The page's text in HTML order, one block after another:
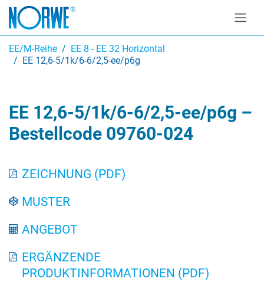
EE/M-Reihe
EE 8 - EE 32 Horizontal
EE 12,6-5/1k/6-6/2,5-ee/p6g
EE 12,6-5/1k/6-6/2,5-ee/p6g –
Bestellcode 09760-024
ZEICHNUNG (PDF)
MUSTER
ANGEBOT
ERGÄNZENDE
PRODUKTINFORMATIONEN (PDF)